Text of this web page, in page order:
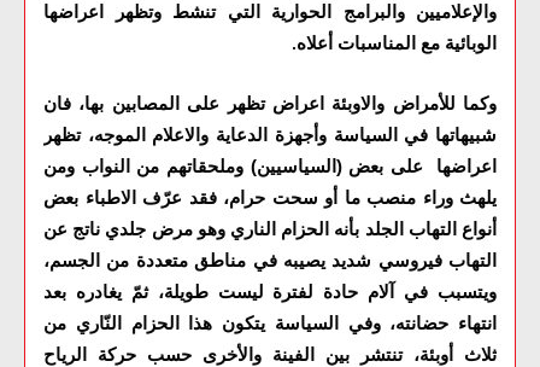
والإعلاميين والبرامج الحوارية التي تنشط وتظهر اعراضها
الوبائية مع المناسبات أعلاه.
وكما للأمراض والاوبئة اعراض تظهر على المصابين بها، فان
شبيهاتها في السياسة وأجهزة الدعاية والاعلام الموجه، تظهر
اعراضها على بعض (السياسيين) وملحقاتهم من النواب ومن
يلهث وراء منصب ما أو سحت حرام، فقد عرّف الاطباء بعض
أنواع التهاب الجلد بأنه الحزام الناري وهو مرض جلدي ناتج عن
التهاب فيروسي شديد يصيبه في مناطق متعددة من الجسم،
ويتسبب في آلام حادة لفترة ليست طويلة، ثمّ يغادره بعد
انتهاء حضانته، وفي السياسة يتكون هذا الحزام النّاري من
ثلاث أوبئة، تنتشر بين الفينة والأخرى حسب حركة الرياح